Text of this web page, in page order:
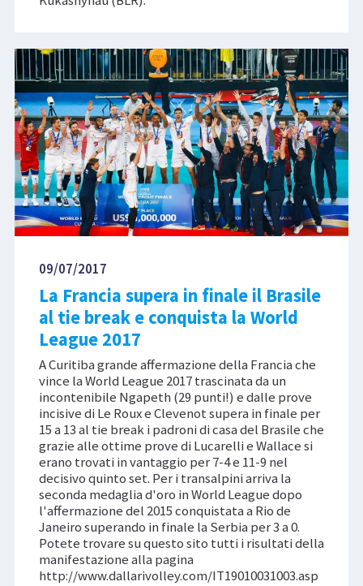
09/07/2017
La Francia supera in finale il Brasile
al tie break e conquista la World
League 2017
A Curitiba grande affermazione della Francia che
vince la World League 2017 trascinata da un
incontenibile Ngapeth (29 punti!) e dalle prove
incisive di Le Roux e Clevenot supera in finale per
15 a 13 al tie break i padroni di casa del Brasile che
grazie alle ottime prove di Lucarelli e Wallace si
erano trovati in vantaggio per 7-4 e 11-9 nel
decisivo quinto set. Per i transalpini arriva la
seconda medaglia d'oro in World League dopo
l'affermazione del 2015 conquistata a Rio de
Janeiro superando in finale la Serbia per 3 a 0.
Potete trovare su questo sito tutti i risultati della
manifestazione alla pagina
http://www.dallarivolley.com/IT19010031003.asp